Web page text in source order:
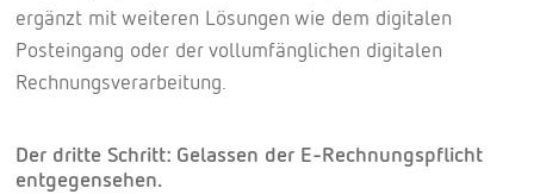
ergänzt mit weiteren Lösungen wie dem digitalen
Posteingang oder der vollumfänglichen digitalen
Rechnungsverarbeitung.
Der dritte Schritt: Gelassen der E-Rechnungspflicht
entgegensehen.